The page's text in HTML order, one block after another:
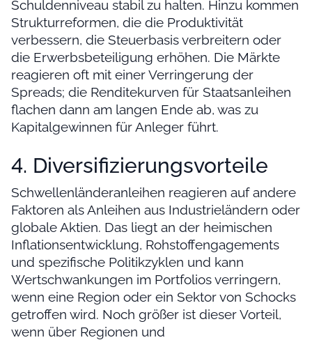
Schuldenniveau stabil zu halten. Hinzu kommen
Strukturreformen, die die Produktivität
verbessern, die Steuerbasis verbreitern oder
die Erwerbsbeteiligung erhöhen. Die Märkte
reagieren oft mit einer Verringerung der
Spreads; die Renditekurven für Staatsanleihen
flachen dann am langen Ende ab, was zu
Kapitalgewinnen für Anleger führt.
4. Diversifizierungsvorteile
Schwellenländeranleihen reagieren auf andere
Faktoren als Anleihen aus Industrieländern oder
globale Aktien. Das liegt an der heimischen
Inflationsentwicklung, Rohstoffengagements
und spezifische Politikzyklen und kann
Wertschwankungen im Portfolios verringern,
wenn eine Region oder ein Sektor von Schocks
getroffen wird. Noch größer ist dieser Vorteil,
wenn über Regionen und